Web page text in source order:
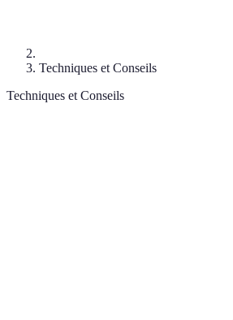
Techniques et Conseils
Techniques et Conseils